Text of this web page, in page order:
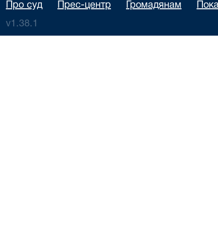
Про суд Прес-центр Громадянам
v1.38.1